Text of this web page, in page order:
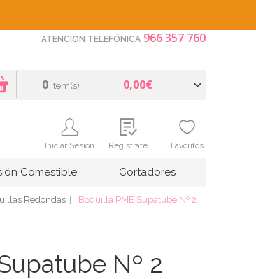
ATENCIÓN TELEFÓNICA 966 357 760
0 Item(s) 0,00€
Iniciar Sesión Regístrate Favoritos
Comestible Cortadores
Redondas Boquilla PME Supatube Nº 2
Nº 2